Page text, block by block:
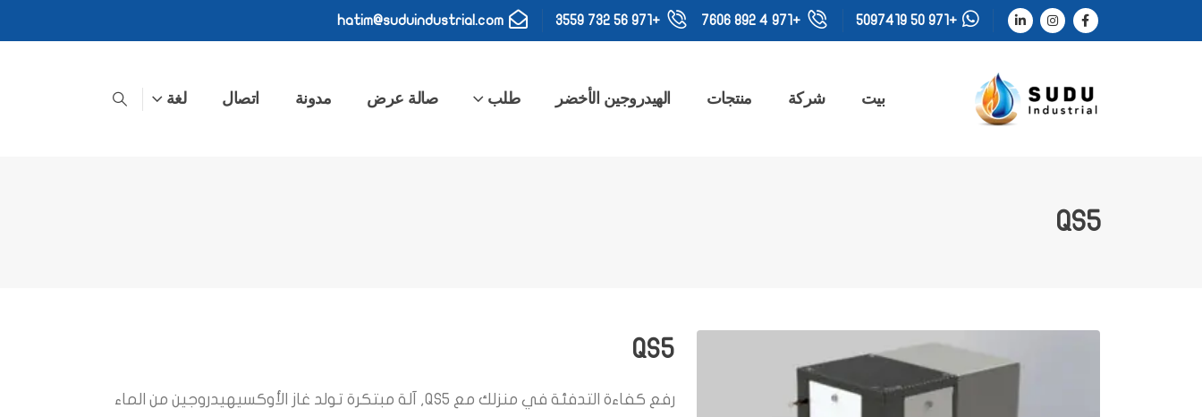
+971 50 5097419
+971 4 892 7606
+971 56 732 3559
hatim@suduindustrial.com
بيت شركة منتجات الهيدروجين الأخضر طلب صالة عرض مدونة اتصال لغة
QS5
QS5
رفع كفاءة التدفئة في منزلك مع QS5, آلة مبتكرة تولد غاز الأوكسيهيدروجين من الماء